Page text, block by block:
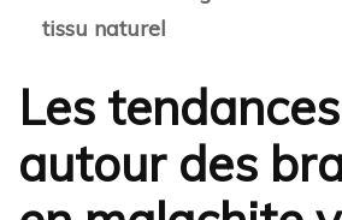
tissu naturel
Les
autour des